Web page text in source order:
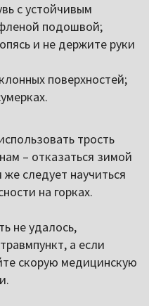
с устойчивым
подошвой;
и не держите руки
поверхностей;
трость
– отказаться зимой
следует научиться
на горках.
не удалось,
а если
скорую медицинскую